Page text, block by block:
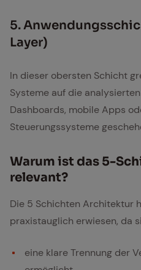
5.
Lay­er)
In dieser obersten Schicht
Systeme auf die
Dashboards, mobile Apps
Steuerungssysteme
War­um ist das 5-
re­le­vant?
Die 5 Schichten Architektur
praxistauglich erwiesen, da
eine klare Trennung der